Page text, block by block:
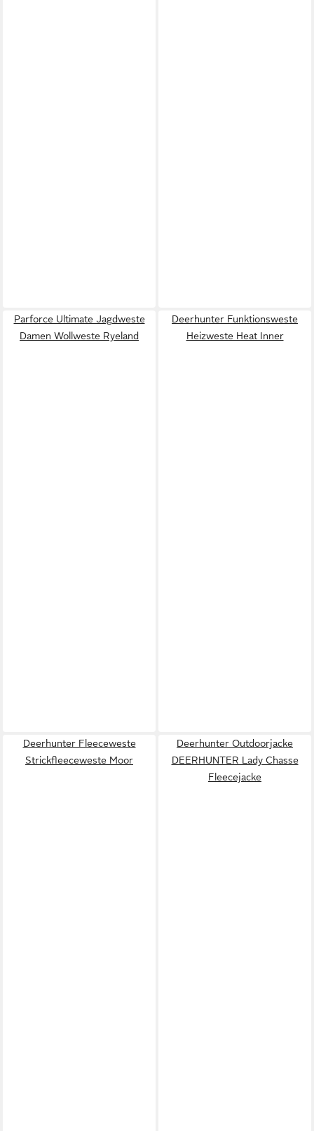
Parforce Ultimate Jagdweste
Damen Wollweste Ryeland
Deerhunter Funktionsweste
Heizweste Heat Inner
Deerhunter Fleeceweste
Strickfleeceweste Moor
Deerhunter Outdoorjacke
DEERHUNTER Lady Chasse
Fleecejacke